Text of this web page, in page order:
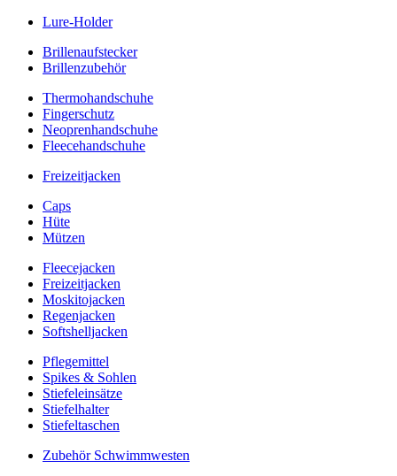
Lure-Holder
Brillenaufstecker
Brillenzubehör
Thermohandschuhe
Fingerschutz
Neoprenhandschuhe
Fleecehandschuhe
Freizeitjacken
Caps
Hüte
Mützen
Fleecejacken
Freizeitjacken
Moskitojacken
Regenjacken
Softshelljacken
Pflegemittel
Spikes & Sohlen
Stiefeleinsätze
Stiefelhalter
Stiefeltaschen
Zubehör Schwimmwesten